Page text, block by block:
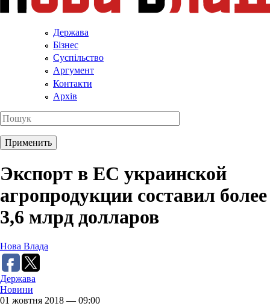
Держава
Бізнес
Суспільство
Аргумент
Контакти
Архів
Экспорт в ЕС украинской
агропродукции составил более
3,6 млрд долларов
Нова Влада
Держава
Новини
01 жовтня 2018 — 09:00